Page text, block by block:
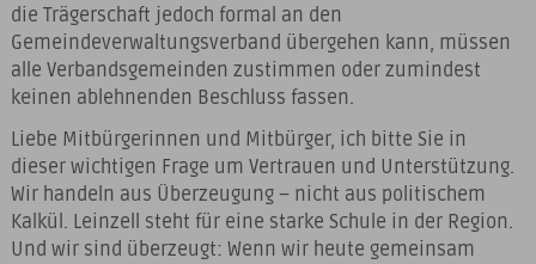
die Trägerschaft jedoch formal an den
Gemeindeverwaltungsverband übergehen kann, müssen
alle Verbandsgemeinden zustimmen oder zumindest
keinen ablehnenden Beschluss fassen.
Liebe Mitbürgerinnen und Mitbürger, ich bitte Sie in
dieser wichtigen Frage um Vertrauen und Unterstützung.
Wir handeln aus Überzeugung – nicht aus politischem
Kalkül. Leinzell steht für eine starke Schule in der Region.
Und wir sind überzeugt: Wenn wir heute gemeinsam